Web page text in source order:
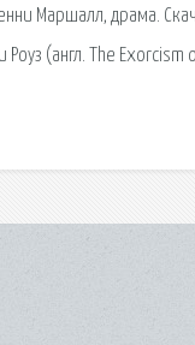
Маршалл, драма.
(англ. The